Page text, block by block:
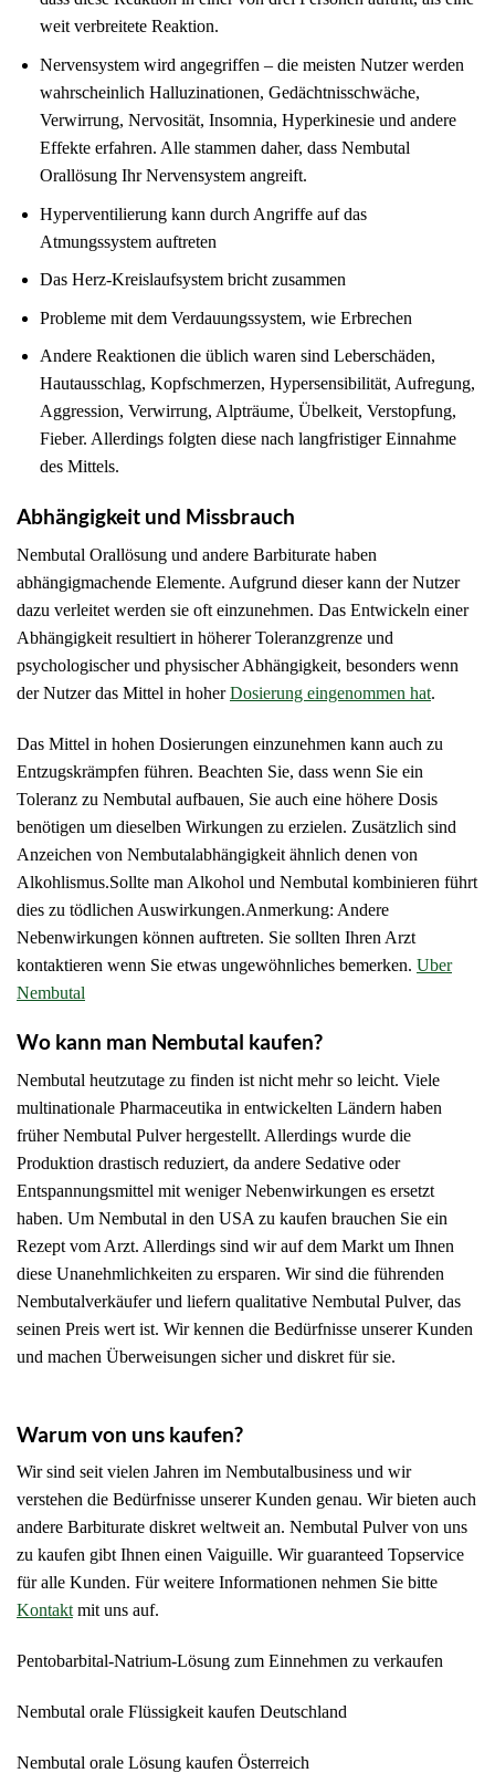
weit verbreitete Reaktion.
Nervensystem wird angegriffen – die meisten Nutzer werden
wahrscheinlich Halluzinationen, Gedächtnisschwäche,
Verwirrung, Nervosität, Insomnia, Hyperkinesie und andere
Effekte erfahren. Alle stammen daher, dass Nembutal
Orallösung Ihr Nervensystem angreift.
Hyperventilierung kann durch Angriffe auf das
Atmungssystem auftreten
Das Herz-Kreislaufsystem bricht zusammen
Probleme mit dem Verdauungssystem, wie Erbrechen
Andere Reaktionen die üblich waren sind Leberschäden,
Hautausschlag, Kopfschmerzen, Hypersensibilität, Aufregung,
Aggression, Verwirrung, Alpträume, Übelkeit, Verstopfung,
Fieber. Allerdings folgten diese nach langfristiger Einnahme
des Mittels.
Abhängigkeit und Missbrauch
Nembutal Orallösung und andere Barbiturate haben
abhängigmachende Elemente. Aufgrund dieser kann der Nutzer
dazu verleitet werden sie oft einzunehmen. Das Entwickeln einer
Abhängigkeit resultiert in höherer Toleranzgrenze und
psychologischer und physischer Abhängigkeit, besonders wenn
der Nutzer das Mittel in hoherDosierung eingenommen hat.
Das Mittel in hohen Dosierungen einzunehmen kann auch zu
Entzugskrämpfen führen. Beachten Sie, dass wenn Sie ein
Toleranz zu Nembutal aufbauen, Sie auch eine höhere Dosis
benötigen um dieselben Wirkungen zu erzielen. Zusätzlich sind
Anzeichen von Nembutalabhängigkeit ähnlich denen von
Alkohlismus.Sollte man Alkohol und Nembutal kombinieren führt
dies zu tödlichen Auswirkungen.Anmerkung: Andere
Nebenwirkungen können auftreten. Sie sollten Ihren Arzt
kontaktieren wenn Sie etwas ungewöhnliches bemerken. Uber
Nembutal
Wo kann man Nembutal kaufen?
Nembutal heutzutage zu finden ist nicht mehr so ​​leicht. Viele
multinationale Pharmaceutika in entwickelten Ländern haben
früher Nembutal Pulver hergestellt. Allerdings wurde die
Produktion drastisch reduziert, da andere Sedative oder
Entspannungsmittel mit weniger Nebenwirkungen es ersetzt
haben. Um Nembutal in den USA zu kaufen brauchen Sie ein
Rezept vom Arzt. Allerdings sind wir auf dem Markt um Ihnen
diese Unanehmlichkeiten zu ersparen. Wir sind die führenden
Nembutalverkäufer und liefern qualitative Nembutal Pulver, das
seinen Preis wert ist. Wir kennen die Bedürfnisse unserer Kunden
und machen Überweisungen sicher und diskret für sie.
Warum von uns kaufen?
Wir sind seit vielen Jahren im Nembutalbusiness und wir
verstehen die Bedürfnisse unserer Kunden genau. Wir bieten auch
andere Barbiturate diskret weltweit an. Nembutal Pulver von uns
zu kaufen gibt Ihnen einen Vaiguille. Wir guaranteed Topservice
für alle Kunden. Für weitere Informationen nehmen Sie bitte
Kontaktmit uns auf.
Pentobarbital-Natrium-Lösung zum Einnehmen zu verkaufen
Nembutal orale Flüssigkeit kaufen Deutschland
Nembutal orale Lösung kaufen Österreich